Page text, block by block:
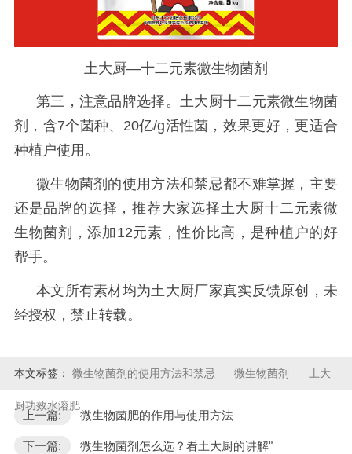
土大厨—十二元素微生物菌剂
第三，注意品牌选择。土大厨十二元素微生物菌
剂 ， 含7个菌种、20亿/g活性菌，效果更好，更适合
种植户使用。
微生物菌剂的使用方法和禁忌都不难掌握，主要
还是品牌的选择，推荐大家选择土大厨十二元素微
生物菌剂，添加 12元素，性价比高，是种植户的好
帮手。
本文所有素材均为土大厨厂家真实反馈原创，未
经授权，禁止转载。
本文标签： 微生物菌剂的使用方法和禁忌 微生物菌剂 土大
厨功效水溶肥
上一篇: 微生物菌肥的作用与使用方法
下一篇: 微生物菌剂怎么选？看土大厨的讲解"